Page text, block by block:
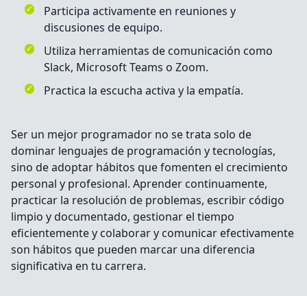
Participa activamente en reuniones y
discusiones de equipo.
Utiliza herramientas de comunicación como
Slack, Microsoft Teams o Zoom.
Practica la escucha activa y la empatía.
Ser un mejor programador no se trata solo de
dominar lenguajes de programación y tecnologías,
sino de adoptar hábitos que fomenten el crecimiento
personal y profesional. Aprender continuamente,
practicar la resolución de problemas, escribir código
limpio y documentado, gestionar el tiempo
eficientemente y colaborar y comunicar efectivamente
son hábitos que pueden marcar una diferencia
significativa en tu carrera.